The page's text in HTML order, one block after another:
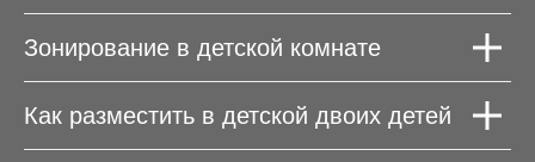
Зонирование в детской комнате
Как разместить в детской двоих детей